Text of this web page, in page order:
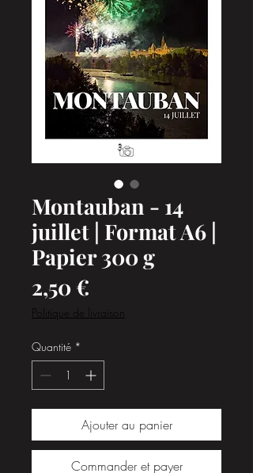
Montauban - 14
juillet | Format A6 |
Papier 300 g
2,50 €
Politique de livraison
Quantité *
Ajouter au panier
Commander et payer